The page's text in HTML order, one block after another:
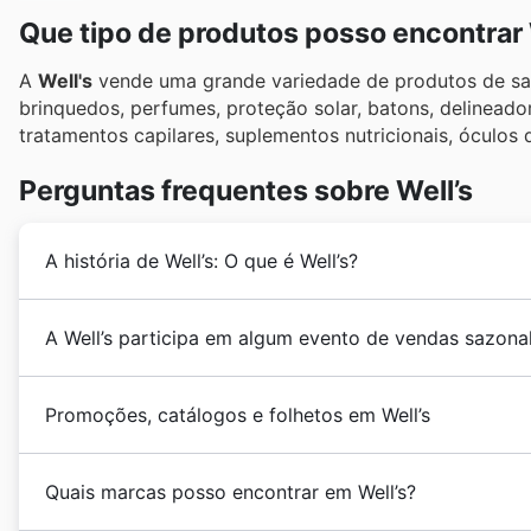
Que tipo de produtos posso encontrar
A Well's vende uma grande variedade de produtos de
brinquedos, perfumes, proteção solar, batons,
tratamentos capilares, suplementos nutricionais, óculos
Perguntas frequentes sobre Well’s
A história de Well’s: O que é Well’s?
conhecida como Sonae, com o objetivo de
a Sonae cresceu e alargou a sua gama de produtos
em todo o país. Seus valores de atendimento
das líderes em seu segmento.
A Well’s participa em algum evento de vendas
efolhetos semanaisque pode consultar aqui no
Primavera, oVerão, a campanha deRegresso às
disso, o Wells tem promoções especiais durante
Não perca também as nossas ofertas durante o
Promoções, catálogos e folhetos em Well’s
Quais marcas posso encontrar em Well’s?